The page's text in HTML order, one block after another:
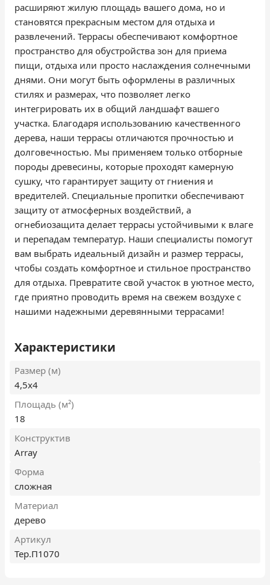
расширяют жилую площадь вашего дома, но и
становятся прекрасным местом для отдыха и
развлечений. Террасы обеспечивают комфортное
пространство для обустройства зон для приема
пищи, отдыха или просто наслаждения солнечными
днями. Они могут быть оформлены в различных
стилях и размерах, что позволяет легко
интегрировать их в общий ландшафт вашего
участка. Благодаря использованию качественного
дерева, наши террасы отличаются прочностью и
долговечностью. Мы применяем только отборные
породы древесины, которые проходят камерную
сушку, что гарантирует защиту от гниения и
вредителей. Специальные пропитки обеспечивают
защиту от атмосферных воздействий, а
огнебиозащита делает террасы устойчивыми к влаге
и перепадам температур. Наши специалисты помогут
вам выбрать идеальный дизайн и размер террасы,
чтобы создать комфортное и стильное пространство
для отдыха. Превратите свой участок в уютное место,
где приятно проводить время на свежем воздухе с
нашими надежными деревянными террасами!
Характеристики
Размер (м)
4,5х4
Площадь (м²)
18
Конструктив
Array
Форма
сложная
Материал
дерево
Артикул
Тер.П1070